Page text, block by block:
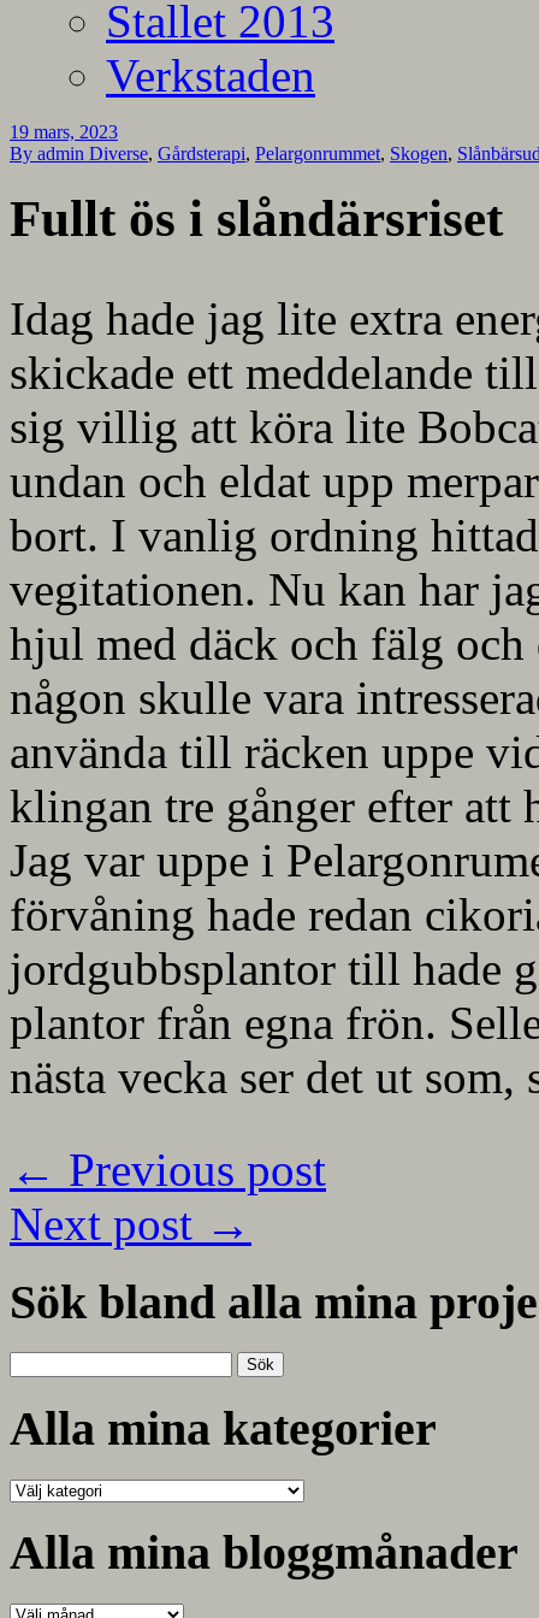
Stallet 2013
Verkstaden
19 mars, 2023
By admin Diverse, Gårdsterapi, Pelargonrummet, Skogen,
Fullt ös i slåndärsriset
Idag hade jag lite extra
skickade ett meddelande
sig villig att köra lite
undan och eldat upp
bort. I vanlig ordning
vegitationen. Nu kan har
hjul med däck och fälg
någon skulle vara
använda till räcken uppe
klingan tre gånger efter att
Jag var uppe i
förvåning hade redan
jordgubbsplantor till hade
plantor från egna frön.
nästa vecka ser det ut som,
← Previous post
Next post →
Sök bland alla mina
efter:
Alla mina kategorier
Alla
kategorier
Alla mina bloggmånader
Alla